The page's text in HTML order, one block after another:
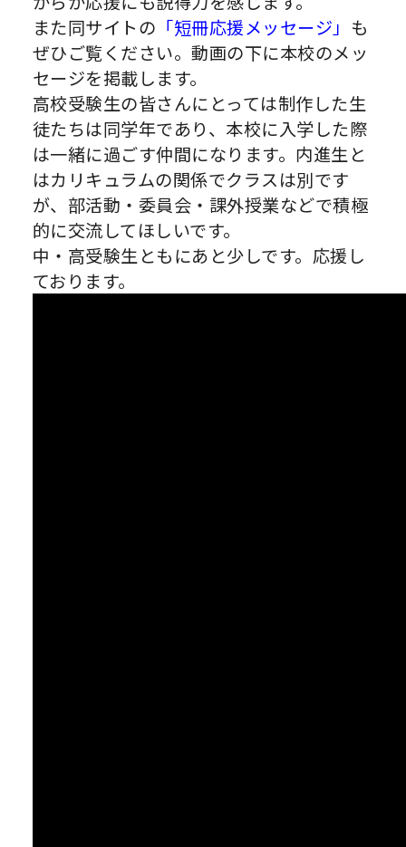
また同サイトの 「短冊応援メッセージ」 も
ぜひご覧ください。動画の下に本校のメッ
セージを掲載します。
高校受験生の皆さんにとっては制作した生
徒たちは同学年であり、本校に入学した際
は一緒に過ごす仲間になります。内進生と
はカリキュラムの関係でクラスは別です
が、部活動・委員会・課外授業などで積極
的に交流してほしいです。
中・高受験生ともにあと少しです。応援し
ております。